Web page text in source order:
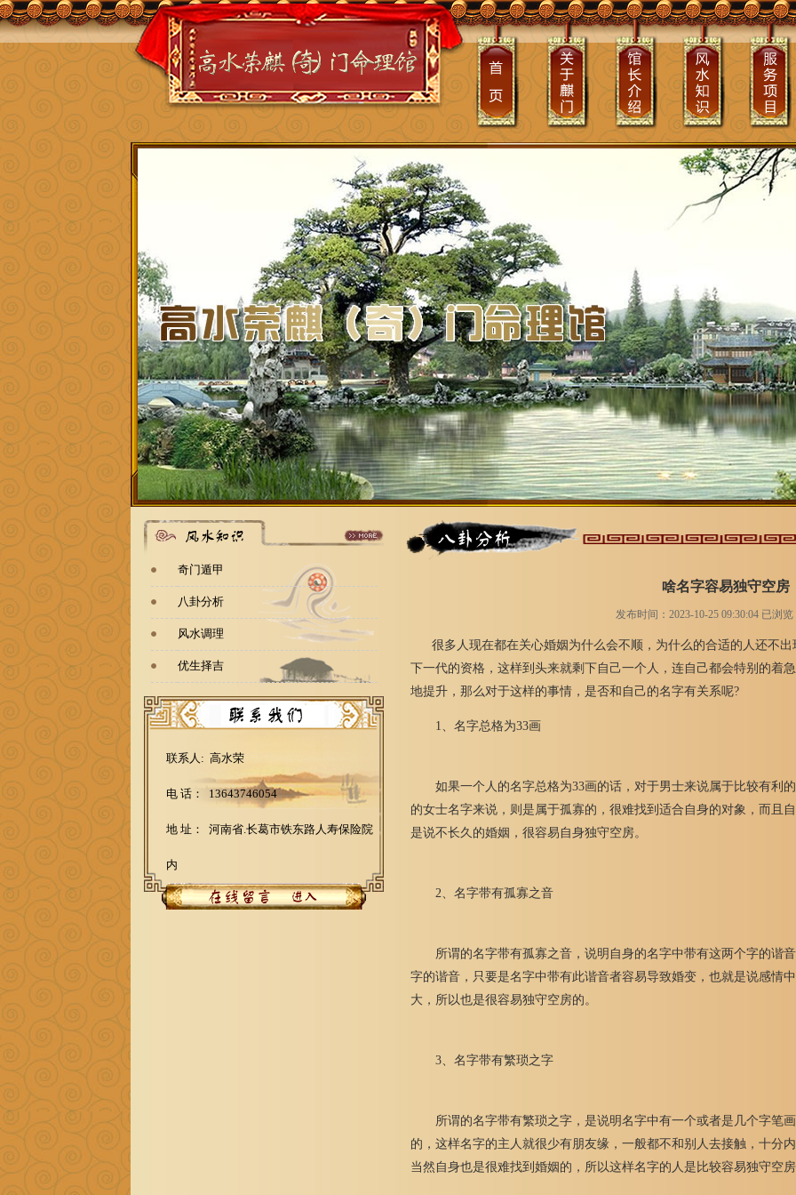
奇门遁甲
八卦分析
风水调理
优生择吉
联系人: 高水荣
电 话： 13643746054
地 址： 河南省.长葛市铁东路人寿保险院
内
啥名字容易独守空房
发布时间：2023-10-25 09:30:04 已浏览
很多人现在都在关心婚姻为什么会不顺，为什么的合适的人还不出
下一代的资格，这样到头来就剩下自己一个人，连自己都会特别的着
地提升，那么对于这样的事情，是否和自己的名字有关系呢?
1、名字总格为33画
如果一个人的名字总格为33画的话，对于男士来说属于比较有利
的女士名字来说，则是属于孤寡的，很难找到适合自身的对象，而且
是说不长久的婚姻，很容易自身独守空房。
2、名字带有孤寡之音
所谓的名字带有孤寡之音，说明自身的名字中带有这两个字的谐音
字的谐音，只要是名字中带有此谐音者容易导致婚变，也就是说感情
大，所以也是很容易独守空房的。
3、名字带有繁琐之字
所谓的名字带有繁琐之字，是说明名字中有一个或者是几个字笔
的，这样名字的主人就很少有朋友缘，一般都不和别人去接触，十分
当然自身也是很难找到婚姻的，所以这样名字的人是比较容易独守空